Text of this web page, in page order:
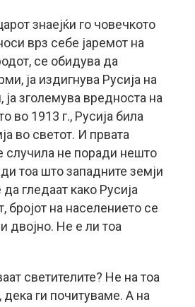
знаејќи го човечкото
врз себе јаремот на
се обидува да
ја издигнува Русија на
ја зголемува вредноста на
во 1913 г., Русија била
во светот. И првата
случила не поради нешто
тоа што западните земји
гледаат како Русија
бројот на населението се
двојно. Не е ли тоа
светителите? Не на тоа
ги почитуваме. А на